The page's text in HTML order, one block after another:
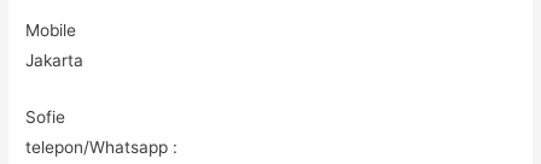
Mobile
Jakarta
Sofie
telepon/Whatsapp :